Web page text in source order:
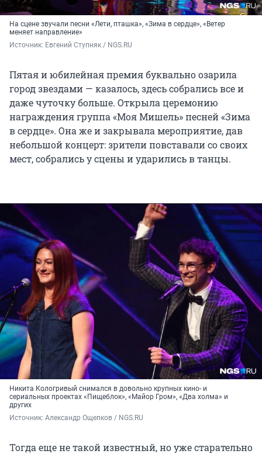
На сцене звучали песни «Лети, пташка», «Зима в сердце», «Ветер
меняет направление»
Источник: Евгений Ступняк / NGS.RU
Пятая и юбилейная премия буквально озарила
город звездами — казалось, здесь собрались все и
даже чуточку больше. Открыла церемонию
награждения группа «Моя Мишель» песней «Зима
в сердце». Она же и закрывала мероприятие, дав
небольшой концерт: зрители повставали со своих
мест, собрались у сцены и ударились в танцы.
Никита Кологривый снимался в довольно крупных кино- и
сериальных проектах «Пищеблок», «Майор Гром», «Два холма» и
других
Источник: Александр Ощепков / NGS.RU
Тогда еще не такой известный, но уже старательно